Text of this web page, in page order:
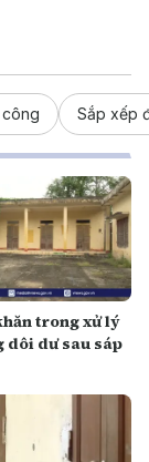
Sắp xếp
trong xử lý
dôi dư sau sáp